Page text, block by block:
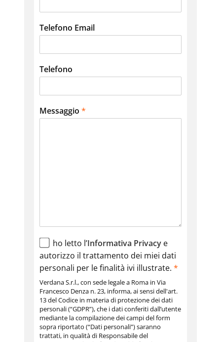
Telefono Email
Telefono
Messaggio *
ho letto l’Informativa Privacy e
autorizzo il trattamento dei miei dati
personali per le finalità ivi illustrate. *
Verdana S.r.l., con sede legale a Roma in Via
Francesco Denza n. 23, informa, ai sensi dell'art.
13 del Codice in materia di protezione dei dati
personali (“GDPR”), che i dati conferiti dall’utente
mediante la compilazione dei campi del form
sopra riportato (“Dati personali”) saranno
trattati, in qualità di Responsabile del